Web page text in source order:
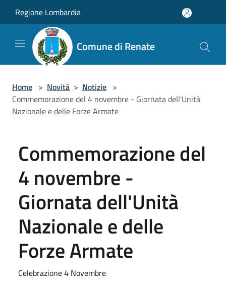
Regione Lombardia
Comune di Renate
Home > Novità > Notizie >
Commemorazione del 4 novembre - Giornata dell'Unità
Nazionale e delle Forze Armate
Commemorazione del
4 novembre -
Giornata dell'Unità
Nazionale e delle
Forze Armate
Celebrazione 4 Novembre